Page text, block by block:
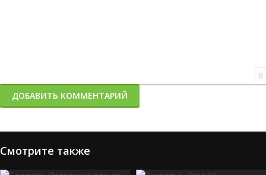
0
ДОБАВИТЬ КОММЕНТАРИЙ
Смотрите также